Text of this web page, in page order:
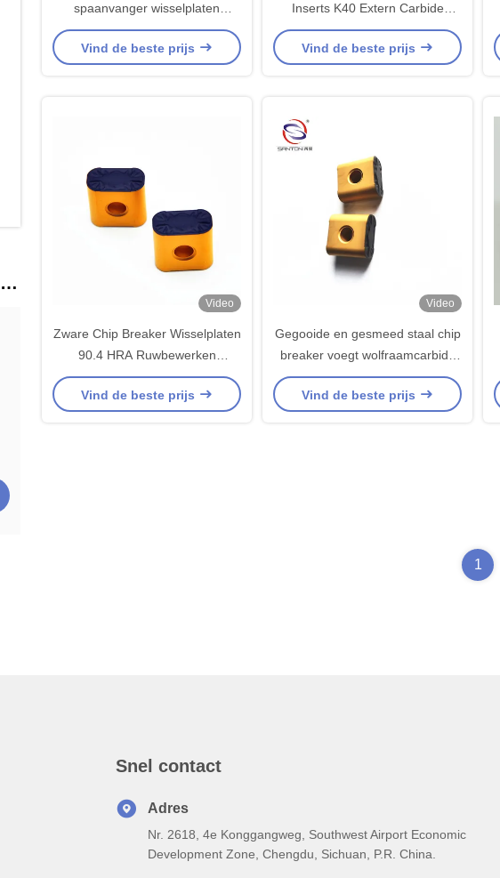
spaanvanger wisselplaten
OHSAS18001 Trillingsbestendig
Vind de beste prijs
Inserts K40 Extern Carbide
Turning Inserts
Vind de beste prijs
Video
Zware Chip Breaker Wisselplaten
90.4 HRA Ruwbewerken
Gesmeed Staal C2 Carbide
Wisselplaten
Vind de beste prijs
Video
Gegooide en gesmeed staal chip
breaker voegt wolfraamcarbide
voor spoorwegwielen
Vind de beste prijs
1
Snel contact
Adres
Nr. 2618, 4e Konggangweg, Southwest Airport Economic
Development Zone, Chengdu, Sichuan, P.R. China.